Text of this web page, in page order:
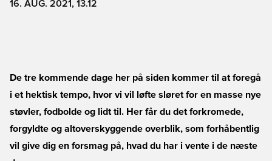
16. AUG. 2021, 13.12
De tre kommende dage her på siden kommer til at foregå
i et hektisk tempo, hvor vi vil løfte sløret for en masse nye
støvler, fodbolde og lidt til. Her får du det forkromede,
forgyldte og altoverskyggende overblik, som forhåbentlig
vil give dig en forsmag på, hvad du har i vente i de næste